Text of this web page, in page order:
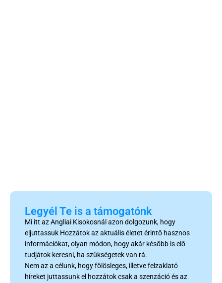
Legyél Te is a támogatónk
Mi itt az Angliai Kisokosnál azon dolgozunk, hogy
eljuttassuk Hozzátok az aktuális életet érintő hasznos
információkat, olyan módon, hogy akár később is elő
tudjátok keresni, ha szükségetek van rá.
Nem az a célunk, hogy fölösleges, illetve felzaklató
híreket juttassunk el hozzátok csak a szenzáció és az